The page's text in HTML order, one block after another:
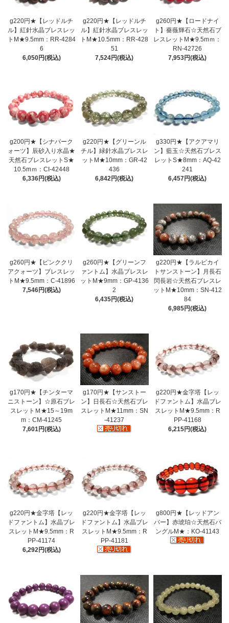
g220円★【レッドルチ
ル】紅針水晶ブレスレッ
トM★9.5mm：RR-4284
6
6,050円(税込)
g220円★【レッドルチ
ル】紅針水晶ブレスレッ
トM★10.5mm：RR-428
51
7,524円(税込)
g260円★【ロードナイ
ト】薔薇輝石☆天然石ブ
レスレットM★9.5mｍ：
RN-42726
7,953円(税込)
g200円★【シナバーク
ォーツ】辰砂入り水晶★
天然石ブレスレットS★
10.5mｍ：CI-42448
6,336円(税込)
g220円★【グリーンル
チル】緑針水晶ブレスレ
ットM★10mm：GR-42
436
6,842円(税込)
g330円★【アクアマリ
ン】藍玉☆天然石ブレス
レットS★8mm：AQ-42
241
6,457円(税込)
g260円★【ピンククリ
アクォーツ】ブレスレッ
トM★9.5mm：C-41896
7,546円(税込)
g260円★【グリーンフ
ァントム】水晶ブレスレ
ットM★9mm：GP-4136
2
6,435円(税込)
g220円★【ラルビカイ
トサンストーン】月長石
閃長岩☆天然石ブレスレ
ットM★10mm：SN-412
84
6,985円(税込)
g170円★【チンターマ
ニストーン】☆原石ブレ
スレットＭ★15～19m
m：CM-41245
7,601円(税込)
g170円★【サンストー
ン】日長石☆天然石ブレ
スレットM★11mm：SN
-41237
g220円★金字塔【レッ
ドファントム】水晶ブレ
スレットM★9.5mm：R
PP-41168
6,215円(税込)
g220円★金字塔【レッ
ドファントム】水晶ブレ
スレットM★9.5mm：R
PP-41174
6,292円(税込)
g220円★金字塔【レッ
ドファントム】水晶ブレ
スレットM★9.5mm：R
PP-41181
g800円★【レッドアン
バー】赤琥珀☆天然石バ
ングルM★：KO-41143